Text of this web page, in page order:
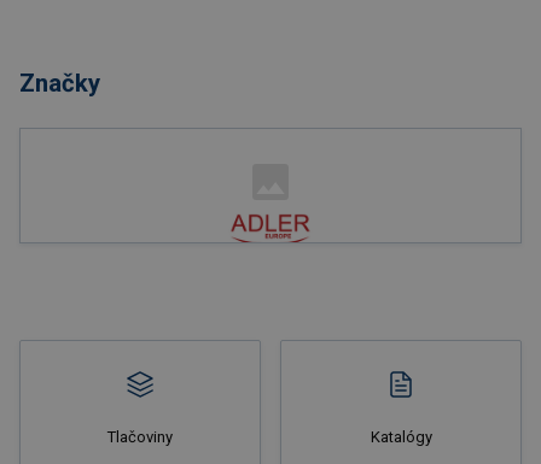
Značky
Tlačoviny Katalógy